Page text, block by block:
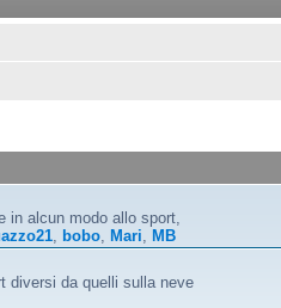
in alcun modo allo sport,
, bobo, Mari, MB
diversi da quelli sulla neve